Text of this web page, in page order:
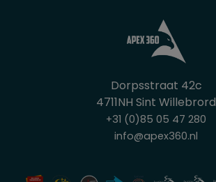
Dorpsstraat 42c
4711NH Sint Willebrord
+31 (0)85 05 47 280
info@apex360.nl